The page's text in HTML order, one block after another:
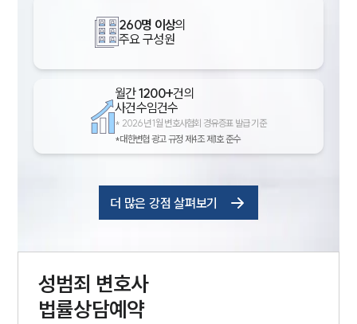
260명 이상의
주요 구성원
월간1200+건의
사건수임건수
* 2026년 1월 변호사협회 경유증표 발급 기준
*대한변협 광고 규정 제4조 제1호 준수
더 많은 강점 살펴보기
성범죄 변호사
법률상담예약